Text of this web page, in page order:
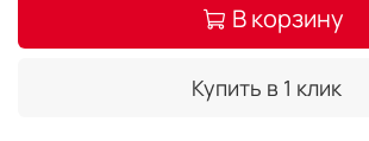
В корзину
Купить в 1 клик